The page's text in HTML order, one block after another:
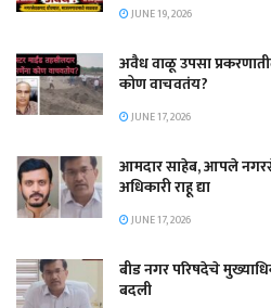
JUNE 19, 2026
अवैध वाळू उपसा
कोण वाचवतंय?
JUNE 17, 2026
आमदार साहेब, आपले
अधिकारी राहू द्या
JUNE 17, 2026
बीड नगर परिषदेचे
बदली